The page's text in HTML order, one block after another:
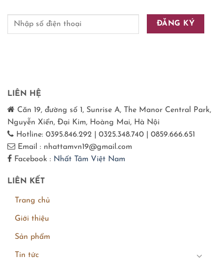
LIÊN HỆ
Căn 19, đường số 1, Sunrise A, The Manor Central Park,
Nguyễn Xiển, Đại Kim, Hoàng Mai, Hà Nội
Hotline: 0395.846.292 | 0325.348.740 | 0859.666.651
Email : nhattamvn19@gmail.com
Facebook : Nhất Tâm Việt Nam
LIÊN KẾT
Trang chủ
Giới thiệu
Sản phẩm
Tin tức